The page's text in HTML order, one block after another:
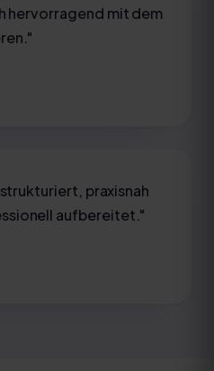
hervorragend mit dem
"
praxisnah
aufbereitet."